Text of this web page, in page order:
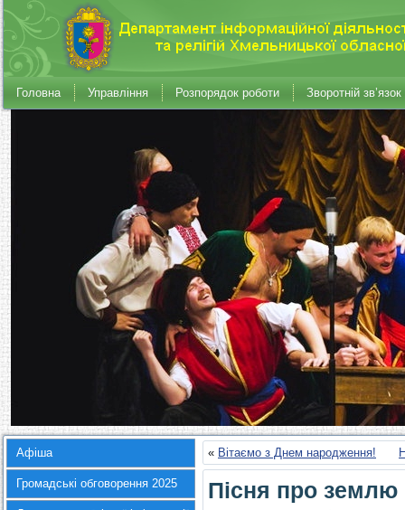
Головна Управління Розпорядок роботи Зворотній зв’язок
Афіша
Громадські обговорення 2025
« Вітаємо з Днем народження!
Пісня про землю